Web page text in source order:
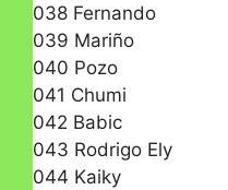
038 Fernando
039 Mariño
040 Pozo
041 Chumi
042 Babic
043 Rodrigo Ely
044 Kaiky